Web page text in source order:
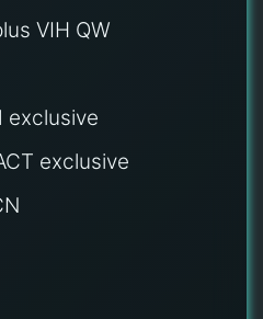
VIH QW
exclusive
exclusive